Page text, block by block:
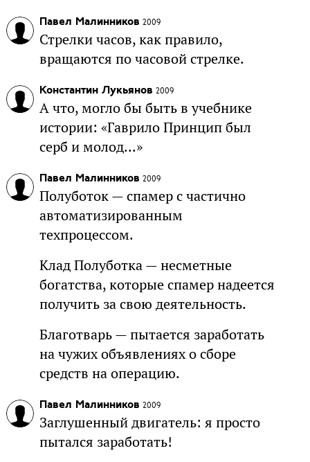
Павел Малинников 2009
Стрелки часов, как правило,
вращаются по часовой стрелке.
Константин Лукьянов 2009
А что, могло бы быть в учебнике
истории: «Гаврило Принцип был
серб и молод...»
Павел Малинников 2009
Полуботок — спамер с частично
автоматизированным
техпроцессом.
Клад Полуботка — несметные
богатства, которые спамер надеется
получить за свою деятельность.
Благотварь — пытается заработать
на чужих объявлениях о сборе
средств на операцию.
Павел Малинников 2009
Заглушенный двигатель: я просто
пытался заработать!